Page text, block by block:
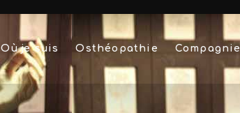
Où je suis Osthéopathie Compagnie